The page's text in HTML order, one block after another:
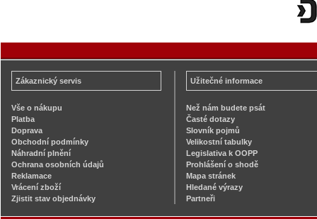
Zákaznický servis
Vše o nákupu
Platba
Doprava
Obchodní podmínky
Náhradní plnění
Ochrana osobních údajů
Reklamace
Vrácení zboží
Zjistit stav objednávky
Užitečné informace
Než nám budete psát
Časté dotazy
Slovník pojmů
Velikostní tabulky
Legislativa k OOPP
Prohlášení o shodě
Mapa stránek
Hledané výrazy
Partneři